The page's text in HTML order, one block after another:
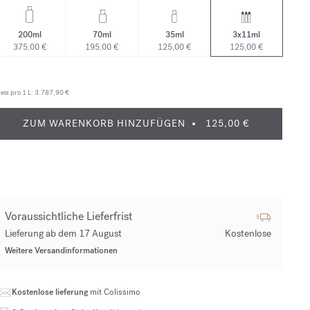
200ml
375,00 €
70ml
195,00 €
35ml
125,00 €
3x11ml
125,00 €
pro 1 L: 3.787,90 €
ZUM WARENKORB HINZUFÜGEN 125,00 €
Voraussichtliche Lieferfrist
Lieferung ab dem 17 August Kostenlose
Weitere Versandinformationen
Kostenlose lieferungmit Colissimo